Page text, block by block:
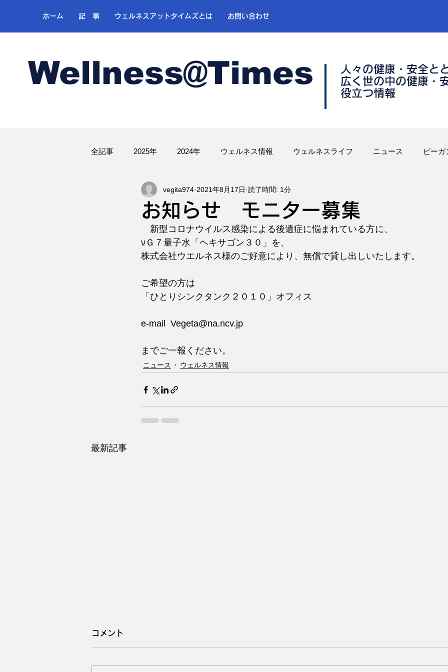
ホーム 記 事 ウェルネスアットタイムズとは お問い合わせ
Wellness@Times
人々の健康・安全と
広く世の中の健康・
​役立つ情報
全記事 2025年 2024年 ウェルネス情報 ウェルネスライフ ニュース ビーガ
お知らせ モニター募集
vegita974 2021年8月17日 読了時間: 1分
新型コロナウイルス感染による後遺症に悩まれている方に、
νＧ７量子水「ヘキサゴン３０」を、
株式会社ウエルネス様のご好意により、無償で貸し出しいたします。
ご希望の方は
「ひとりシンクタンク２０１０」オフィス
e-mail  Vegeta@na.ncv.jp
までご一報ください。
ニュース ウェルネス情報
最新記事
コメント